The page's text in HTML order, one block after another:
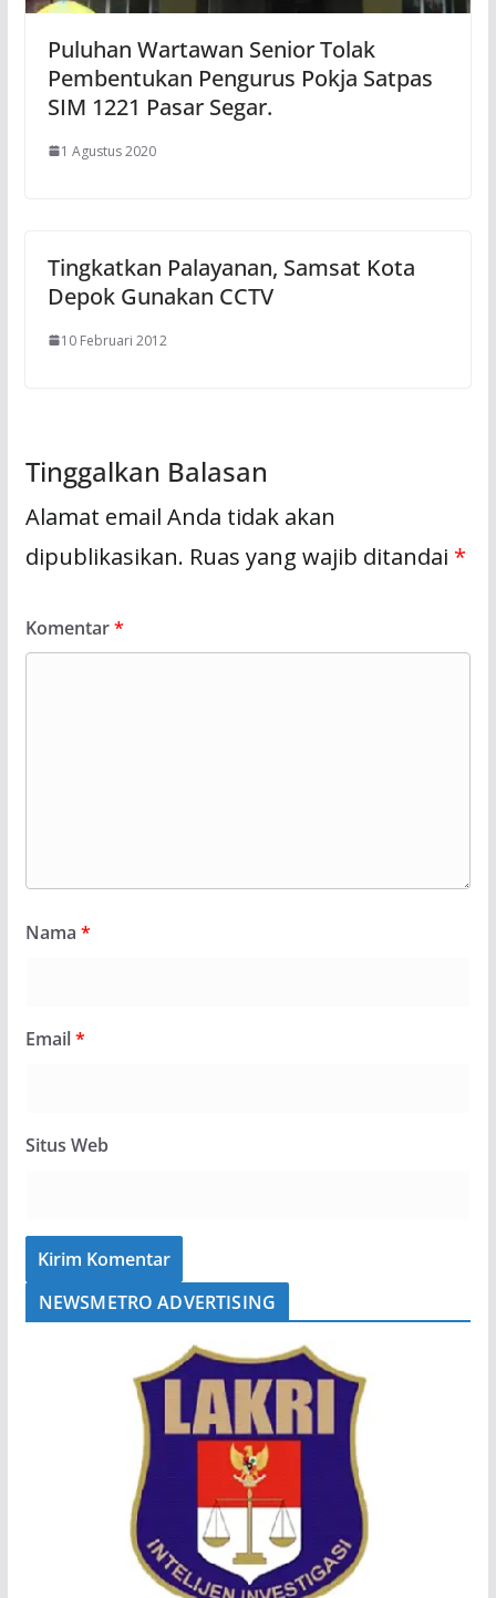
Puluhan Wartawan Senior Tolak
Pembentukan Pengurus Pokja Satpas
SIM 1221 Pasar Segar.
1 Agustus 2020
Tingkatkan Palayanan, Samsat Kota
Depok Gunakan CCTV
10 Februari 2012
Tinggalkan Balasan
Alamat email Anda tidak akan
dipublikasikan. Ruas yang wajib ditandai *
Komentar*
Nama *
Email*
Situs Web
NEWSMETRO ADVERTISING